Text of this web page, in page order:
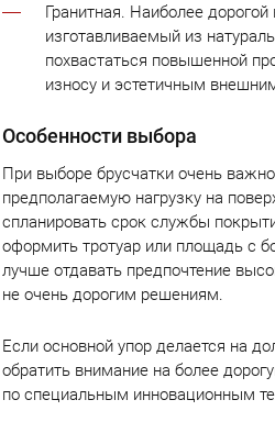
Гранитная. Наиболее дорогой
изготавливаемый из
похвастаться повышенной
износу и эстетичным
Особенности выбора
При выборе брусчатки очень
предполагаемую нагрузку на
спланировать срок службы
оформить тротуар или площадь с
лучше отдавать предпочтение
не очень дорогим решениям.
Если основной упор делается на
обратить внимание на более
по специальным инновационным